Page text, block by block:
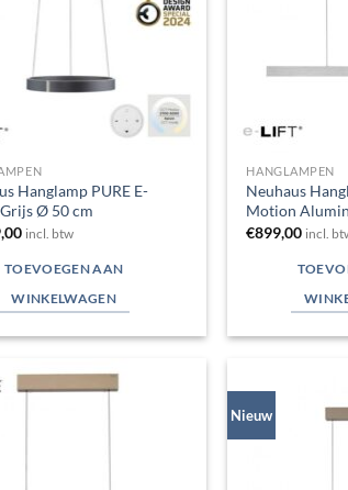
Hanglamp PURE E-
Ø 50 cm
incl. btw
TOEVOEGEN AAN
WINKELWAGEN
HANGLAMPEN
Neuhaus
Motion
€899,00 incl.
Nieuw